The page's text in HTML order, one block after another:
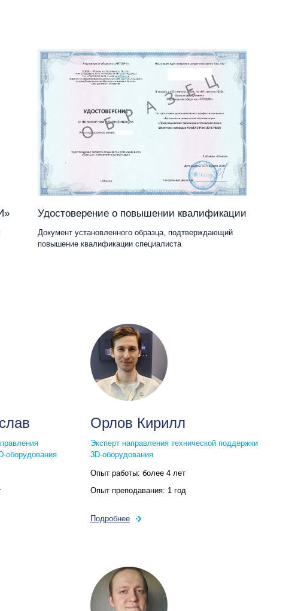
Удостоверение о повышении квалификации
Документ установленного образца, подтверждающий
повышение квалификации специалиста
Орлов Кирилл
Эксперт направления технической поддержки
3D‑оборудования
Опыт работы: более 4 лет
Опыт преподавания: 1 год
Подробнее